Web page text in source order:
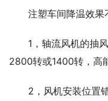
注塑车间降温效果
1，轴流风机的抽
2800转或1400转，高
2，风机安装位置